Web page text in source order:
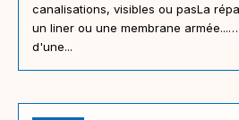
canalisations, visibles ou pasLa
un liner ou une membrane
d'une...